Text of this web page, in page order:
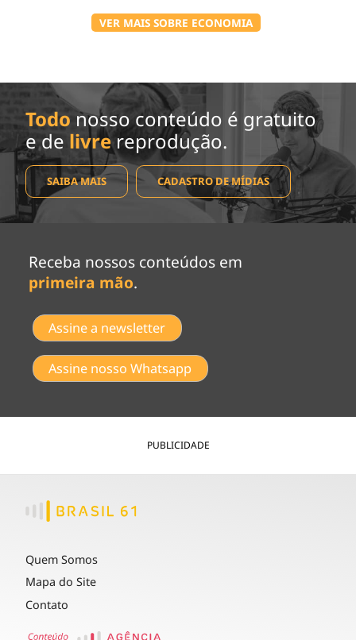
VER MAIS SOBRE ECONOMIA
Todo nosso conteúdo é gratuito
e de livrereprodução.
SAIBA MAIS CADASTRO DE MÍDIAS
Receba nossos conteúdos em
primeira mão.
Assine a newsletter
Assine nosso Whatsapp
PUBLICIDADE
Quem Somos
Mapa do Site
Contato